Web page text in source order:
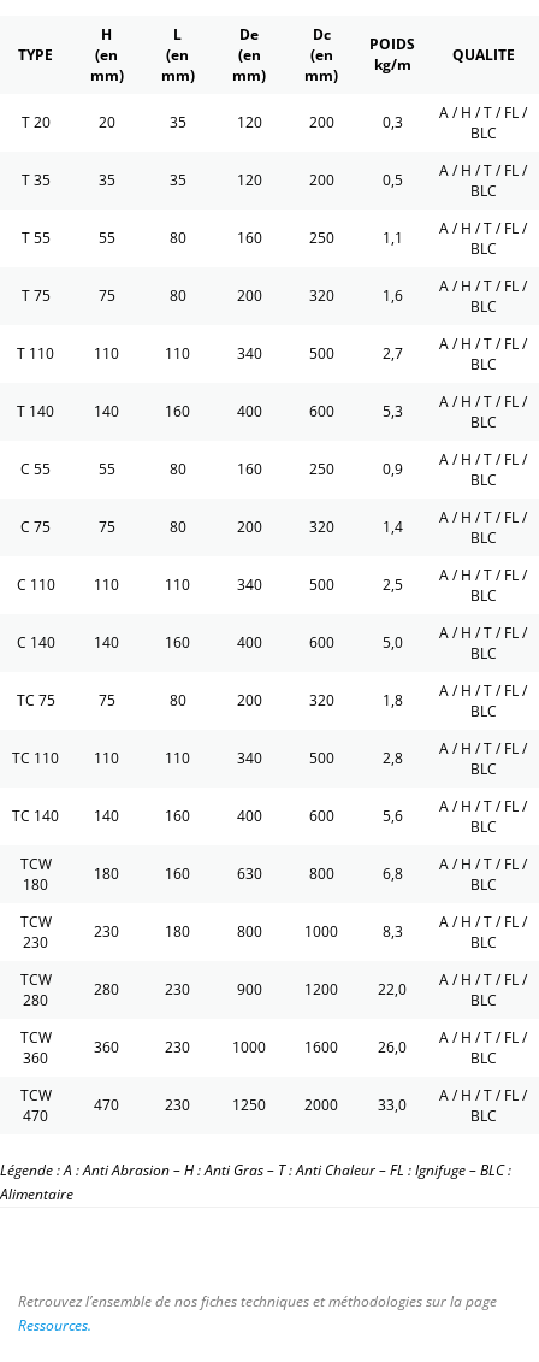
TYPE
H
(en
mm)
L
(en
mm)
De
(en
mm)
Dc
(en
mm)
POIDS
kg/m
QUALITE
T 20 20 35 120 200 0,3
A / H / T / FL /
BLC
T 35 35 35 120 200 0,5
A / H / T / FL /
BLC
T 55 55 80 160 250 1,1
A / H / T / FL /
BLC
T 75 75 80 200 320 1,6
A / H / T / FL /
BLC
T 110 110 110 340 500 2,7
A / H / T / FL /
BLC
T 140 140 160 400 600 5,3
A / H / T / FL /
BLC
C 55 55 80 160 250 0,9
A / H / T / FL /
BLC
C 75 75 80 200 320 1,4
A / H / T / FL /
BLC
C 110 110 110 340 500 2,5
A / H / T / FL /
BLC
C 140 140 160 400 600 5,0
A / H / T / FL /
BLC
TC 75 75 80 200 320 1,8
A / H / T / FL /
BLC
TC 110 110 110 340 500 2,8
A / H / T / FL /
BLC
TC 140 140 160 400 600 5,6
A / H / T / FL /
BLC
TCW
180
180 160 630 800 6,8
A / H / T / FL /
BLC
TCW
230
230 180 800 1000 8,3
A / H / T / FL /
BLC
TCW
280
280 230 900 1200 22,0
A / H / T / FL /
BLC
TCW
360
360 230 1000 1600 26,0
A / H / T / FL /
BLC
TCW
470
470 230 1250 2000 33,0
A / H / T / FL /
BLC
Légende : A : Anti Abrasion – H : Anti Gras – T : Anti Chaleur – FL : Ignifuge – BLC :
Alimentaire
Retrouvez l’ensemble de nos fiches techniques et méthodologies sur la page
Ressources.